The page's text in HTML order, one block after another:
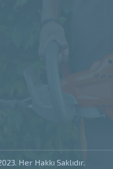
Her Hakkı Saklıdır.